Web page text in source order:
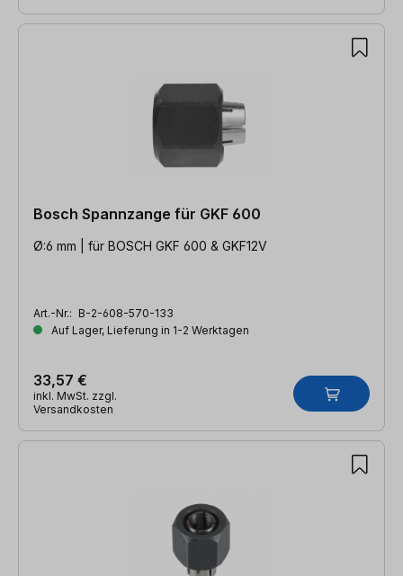
Bosch Spannzange für GKF 600
Ø:6 mm | für BOSCH GKF 600 & GKF12V
Art.-Nr.: B-2-608-570-133
Auf Lager, Lieferung in 1-2 Werktagen
33,57 €
inkl. MwSt. zzgl.
Versandkosten